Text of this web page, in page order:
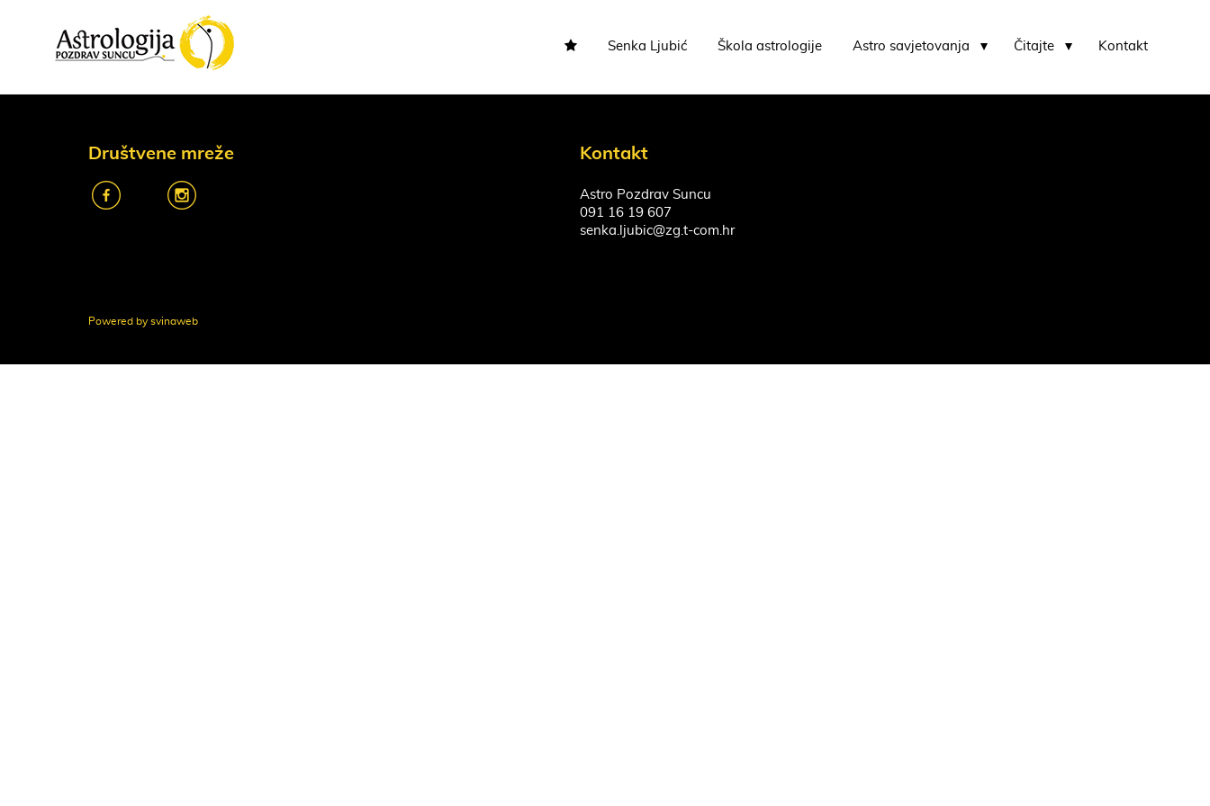
Senka Ljubić Škola astrologije Astro savjetovanja Čitajte Kontakt
Društvene mreže
k o
Kontakt
Astro Pozdrav Suncu
091 16 19 607
senka.ljubic@zg.t-com.hr
Powered by svinaweb